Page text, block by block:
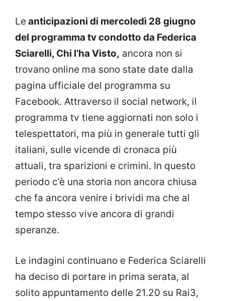
Le anticipazioni di mercoledì 28 giugno
del programma tv condotto da Federica
Sciarelli, Chi l’ha Visto, ancora non si
trovano online ma sono state date dalla
pagina ufficiale del programma su
Facebook. Attraverso il social network, il
programma tv tiene aggiornati non solo i
telespettatori, ma più in generale tutti gli
italiani, sulle vicende di cronaca più
attuali, tra sparizioni e crimini. In questo
periodo c’è una storia non ancora chiusa
che fa ancora venire i brividi ma che al
tempo stesso vive ancora di grandi
speranze.
Le indagini continuano e Federica Sciarelli
ha deciso di portare in prima serata, al
solito appuntamento delle 21.20 su Rai3,